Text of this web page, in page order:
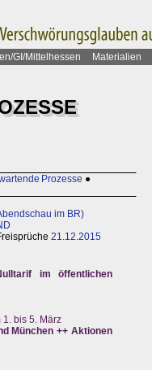
GI/Mittelhessen Materialien
Prozesse ●
im BR)
21.12.2015
im öffentlichen
bis 5. März
München ++ Aktionen